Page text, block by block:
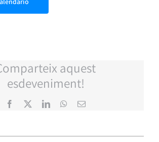
aquest
esdeveniment!
Facebook LinkedInWhatsApp
Correo